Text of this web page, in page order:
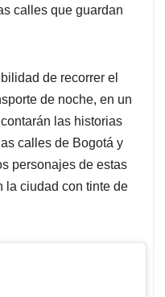
calles que guardan
de recorrer el
de noche, en un
las historias
calles de Bogotá y
personajes de estas
la ciudad con tinte de